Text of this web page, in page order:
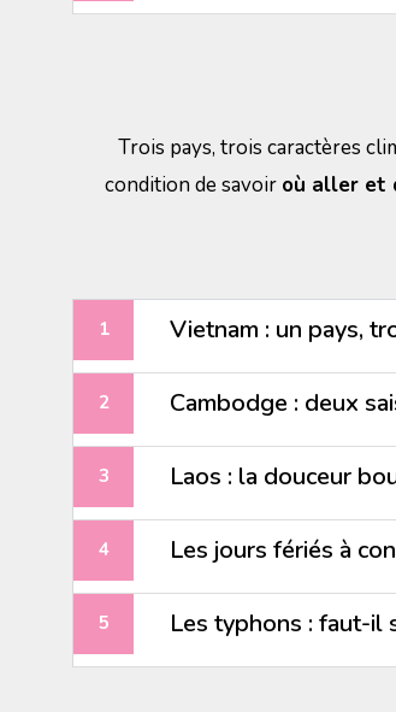
Trois pays, trois caractères
condition de savoir où aller et
Vietnam : un pays,
Cambodge : deux
Laos : la douceur
Les jours fériés à
Les typhons : faut-il